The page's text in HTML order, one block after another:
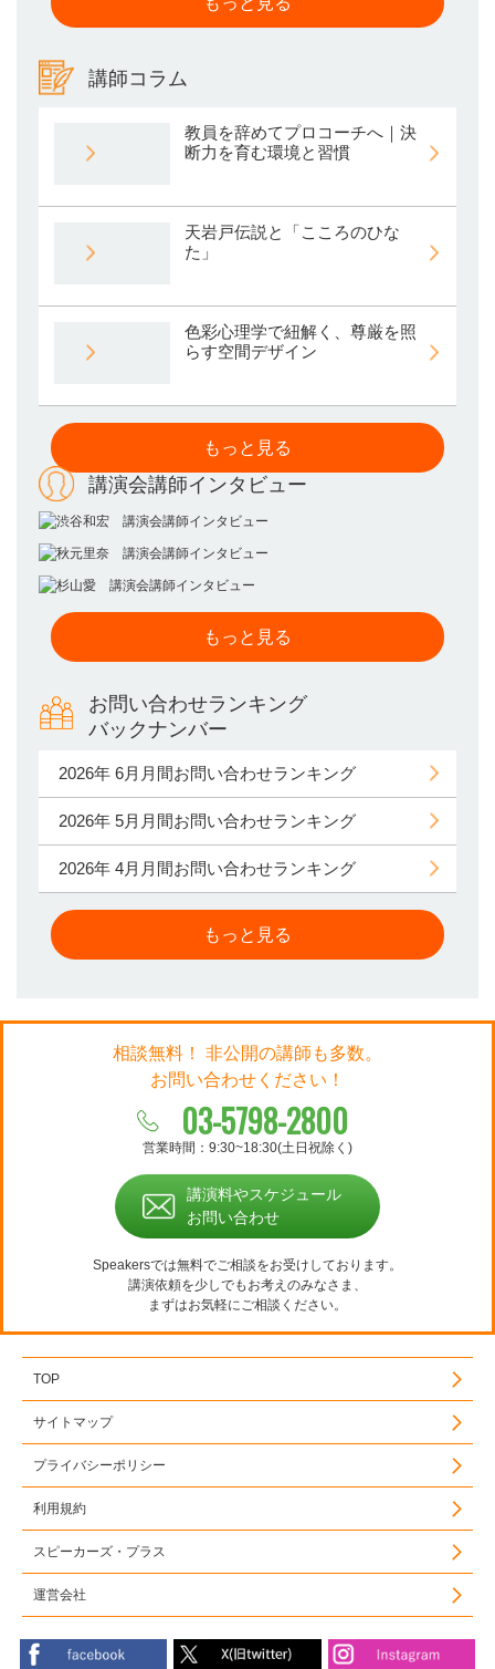
講師コラム
教員を辞めてプロコーチへ｜決
断力を育む環境と習慣
天岩戸伝説と「こころのひな
た」
色彩心理学で紐解く、尊厳を照
らす空間デザイン
もっと見る
講演会講師インタビュー
もっと見る
お問い合わせランキング
バックナンバー
2026年 6月月間お問い合わせランキング
2026年 5月月間お問い合わせランキング
2026年 4月月間お問い合わせランキング
もっと見る
相談無料！ 非公開の講師も多数。
お問い合わせください！
03-5798-2800
営業時間：9:30~18:30(土日祝除く)
講演料やスケジュール
お問い合わせ
Speakersでは無料でご相談をお受けしております。
講演依頼を少しでもお考えのみなさま、
まずはお気軽にご相談ください。
TOP
サイトマップ
プライバシーポリシー
利用規約
スピーカーズ・プラス
運営会社